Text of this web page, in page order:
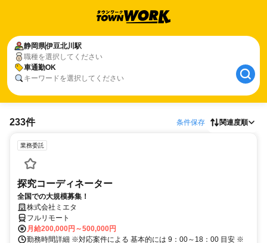
静岡県伊豆北川駅
職種を選択してください
車通勤OK
キーワードを選択してください
233件 条件保存 関連度順
業務委託
探究コーディネーター
全国での大規模募集！
株式会社ミエタ
フルリモート
月給200,000円～500,000円
勤務時間詳細 ※対応案件による 基本的には 9：00～18：00 目安 ※